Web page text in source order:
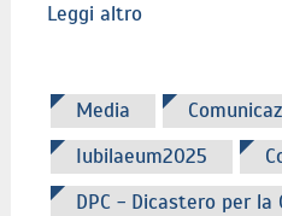
Leggi altro
Media
Iubilaeum2025
DPC - Dicastero per la